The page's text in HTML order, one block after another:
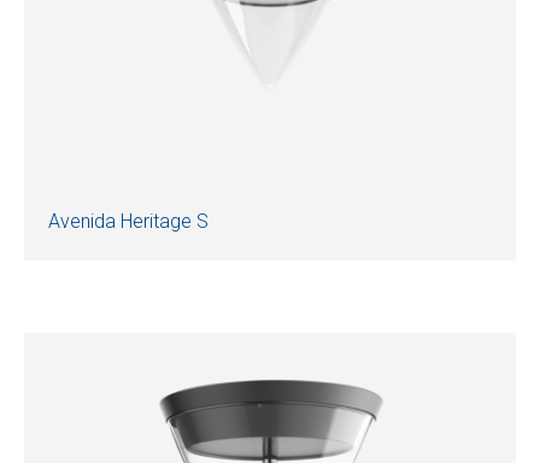
Avenida Heritage S